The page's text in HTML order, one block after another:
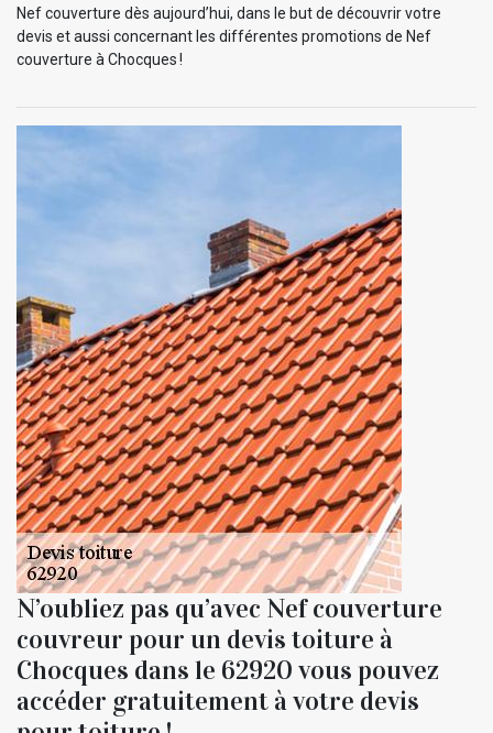
Nef couverture dès aujourd’hui, dans le but de découvrir votre
devis et aussi concernant les différentes promotions de Nef
couverture à Chocques !
N’oubliez pas qu’avec Nef couverture
couvreur pour un devis toiture à
Chocques dans le 62920 vous pouvez
accéder gratuitement à votre devis